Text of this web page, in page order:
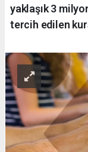
yaklaşık 3
tercih edilen